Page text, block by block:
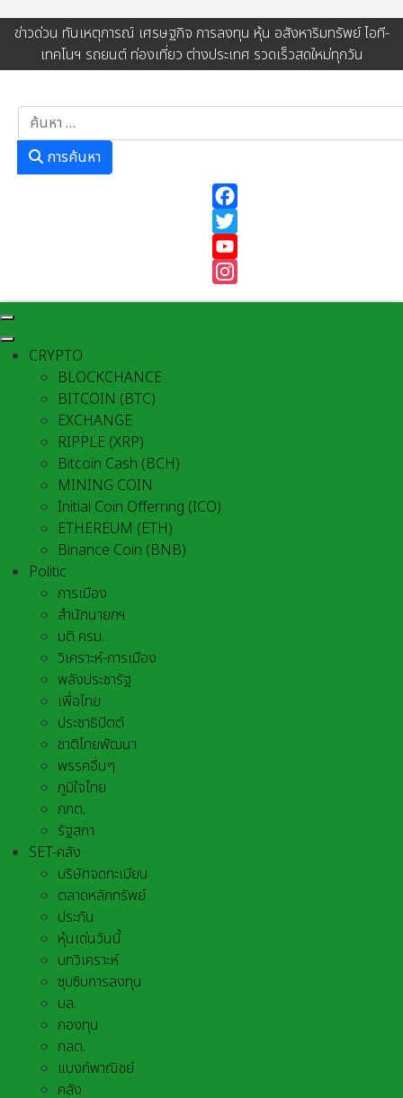
ข่าวด่วน ทันเหตุการณ์ เศรษฐกิจ การลงทุน หุ้น อสังหาริมทรัพย์ ไอที-
เทคโนฯ รถยนต์ ท่องเที่ยว ต่างประเทศ รวดเร็วสดใหม่ทุกวัน
การค้นหา
Instagram
CRYPTO
BLOCKCHANCE
BITCOIN (BTC)
EXCHANGE
RIPPLE (XRP)
Bitcoin Cash (BCH)
MINING COIN
Initial Coin Offerring (ICO)
ETHEREUM (ETH)
Binance Coin (BNB)
Politic
การเมือง
สำนักนายกฯ
มติ ครม.
วิเคราะห์-การเมือง
พลังประชารัฐ
เพื่อไทย
ประชาธิปัตต์
ชาติไทยพัฒนา
พรรคอื่นๆ
ภูมิใจไทย
กกต.
รัฐสภา
SET-คลัง
บริษัทจดทะเบียน
ตลาดหลักทรัพย์
ประกัน
หุ้นเด่นวันนี้
บทวิเคราะห์
ซุบซิบการลงทุน
บล.
กองทุน
กลต.
แบงก์พาณิชย์
คลัง